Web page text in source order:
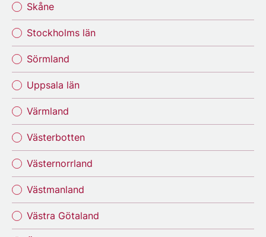
Skåne
Stockholms län
Sörmland
Uppsala län
Värmland
Västerbotten
Västernorrland
Västmanland
Västra Götaland